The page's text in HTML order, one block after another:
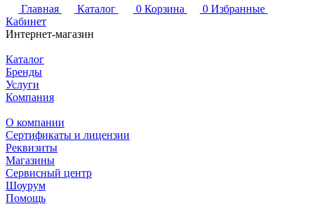
Главная
Каталог 0 Корзина 0 Избранные
Кабинет
Интернет-магазин
Каталог
Бренды
Услуги
Компания
О компании
Сертификаты и лицензии
Реквизиты
Магазины
Сервисный центр
Шоурум
Помощь